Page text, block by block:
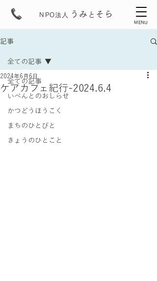
うみ と そら
NPO法人
MENU
記事
全ての記事
いべんとのおしらせ
かつどうほうこく
まちのひとびと
きょうのひとこと
全ての記事
ケアカフェ紀行-2024.6.4
2024年6月6日